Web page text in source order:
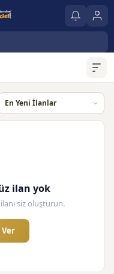
ilan yok
siz oluşturun.